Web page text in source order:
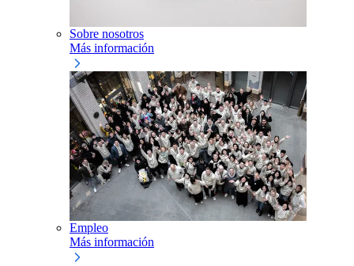
Sobre nosotros
Más información
Empleo
Más información